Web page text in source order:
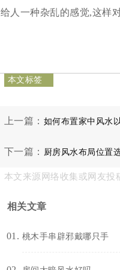
给人一种杂乱的感觉,这样
本文标签
上一篇： 如何布置家中风水
下一篇： 厨房风水布局位置
本文来源网络收集或网友
相关文章
桃木手串辟邪戴哪只手